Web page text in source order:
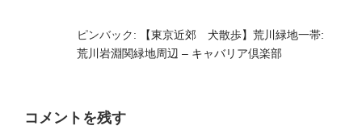
ピンバック:
【東京近郊 犬散歩】荒川緑地一帯:
荒川岩淵関緑地周辺 – キャバリア倶楽部
コメントを残す